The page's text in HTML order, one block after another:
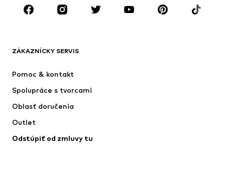
Doplnky
Premium
Nové
Bundy
Bielizeň
Kabáty
Plavky
ZÁKAZNÍCKY SERVIS
Pomoc & kontakt
Spolupráce s tvorcami
Oblasť doručenia
Outlet
Odstúpiť od zmluvy tu